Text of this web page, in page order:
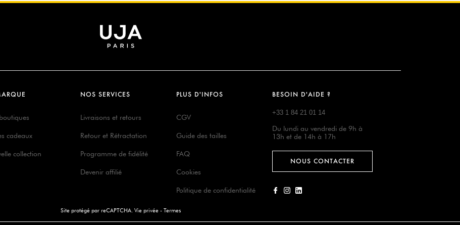
cadeaux
collection
NOS SERVICES
Livraisons et retours
Retour et Rétractation
Programme de fidélité
Devenir affilié
PLUS D'INFOS
CGV
Guide des tailles
FAQ
Cookies
Politique de confidentialité
BESOIN D'AIDE ?
+33 1 84 21 01 14
Du lundi au vendredi de 9h à
13h et de 14h à 17h
NOUS CONTACTER
Site protégé par reCAPTCHA. Vie privée - Termes